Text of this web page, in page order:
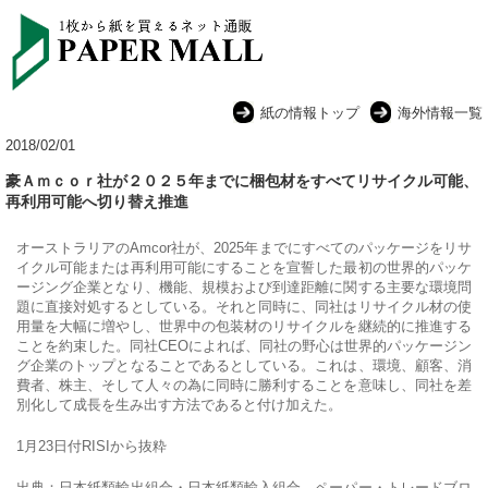
紙の情報トップ
海外情報一覧
2018/02/01
豪Ａｍｃｏｒ社が２０２５年までに梱包材をすべてリサイクル可能、
再利用可能へ切り替え推進
オーストラリアのAmcor社が、2025年までにすべてのパッケージをリサ
イクル可能または再利用可能にすることを宣誓した最初の世界的パッケ
ージング企業となり、機能、規模および到達距離に関する主要な環境問
題に直接対処するとしている。それと同時に、同社はリサイクル材の使
用量を大幅に増やし、世界中の包装材のリサイクルを継続的に推進する
ことを約束した。同社CEOによれば、同社の野心は世界的パッケージン
グ企業のトップとなることであるとしている。これは、環境、顧客、消
費者、株主、そして人々の為に同時に勝利することを意味し、同社を差
別化して成長を生み出す方法であると付け加えた。
1月23日付RISIから抜粋